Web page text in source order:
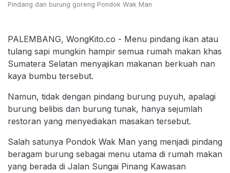
Pindang dan burung goreng Pondok Wak Man
PALEMBANG, WongKito.co - Menu pindang ikan atau
tulang sapi mungkin hampir semua rumah makan khas
Sumatera Selatan menyajikan makanan berkuah nan
kaya bumbu tersebut.
Namun, tidak dengan pindang burung puyuh, apalagi
burung belibis dan burung tunak, hanya sejumlah
restoran yang menyediakan masakan tersebut.
Salah satunya Pondok Wak Man yang menjadi pindang
beragam burung sebagai menu utama di rumah makan
yang berada di Jalan Sungai Pinang Kawasan